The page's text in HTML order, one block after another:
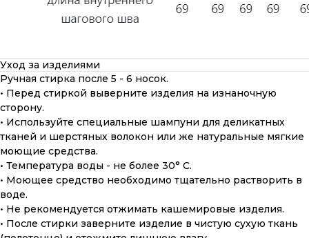
Уход за изделиями
Ручная стирка после 5 - 6 носок.
• Перед стиркой выверните изделия на изнаночную
сторону.
• Используйте специальные шампуни для деликатных
тканей и шерстяных волокон или же натуральные мягкие
моющие средства.
• Температура воды - не более 30° С.
• Моющее средство необходимо тщательно растворить в
воде.
• Не рекомендуется отжимать кашемировые изделия.
• После стирки заверните изделие в чистую сухую ткань